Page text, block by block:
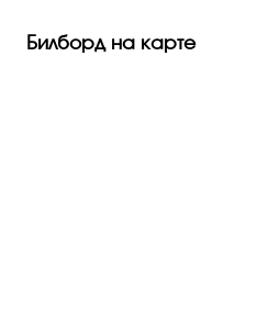
Билборд на карте